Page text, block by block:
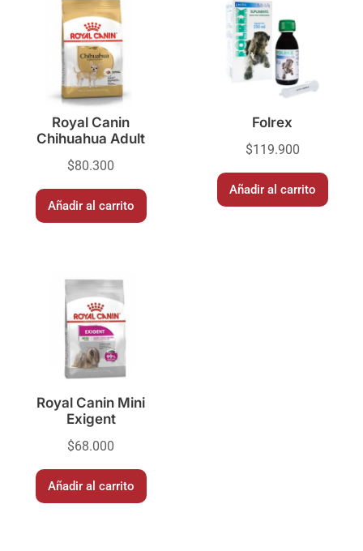
Royal Canin
Chihuahua Adult
$80.300
Añadir al carrito
Folrex
$119.900
Añadir al carrito
Royal Canin Mini
Exigent
$68.000
Añadir al carrito